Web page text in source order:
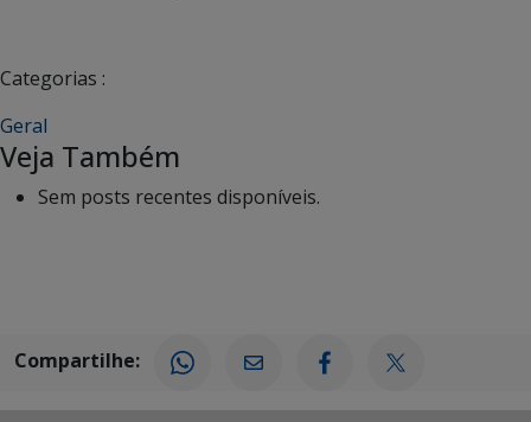
Categorias :
Geral
Veja Também
Sem posts recentes disponíveis.
Compartilhe: